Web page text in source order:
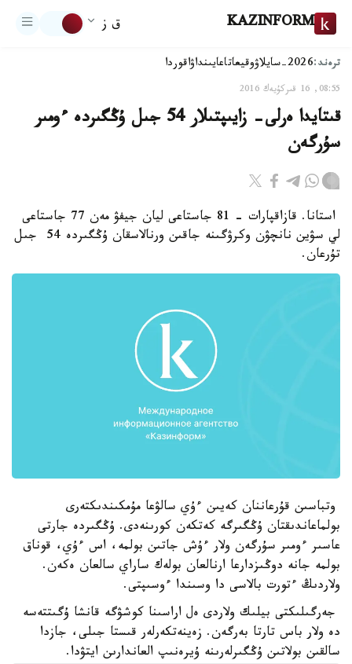
KAZINFORM ق ز
ترەند:2026-سايلاۋ وقيعاتاعايىنداۋاقوردا
08:55, 16 قىركۇيەك 2016
قىتايدا ەرلى- زايىپتىلار 54 جىل ۇڭگىردە ءومىر
سۇرگەن
استانا. قازاقپارات - 81 جاستاعى ليان جيفۋ مەن 77 جاستاعى
لي سۋين نانچۋن وكرۋگىنە جاقىن ورنالاسقان ۇڭگىردە 54 جىل
تۇرعان.
وتباسىن قۇرعاننان كەيىن ءۇي سالۋعا مۇمكىندىكتەرى
بولماعاندىقتان ۇڭگىرگە كەتكەن كورىنەدى. ۇڭگىردە جارتى
عاسىر ءومىر سۇرگەن ولار ءۇش جاتىن بولمە، اس ءۇي، قوناق
بولمە جانە دوڭىزدارعا ارنالعان بولەك ساراي سالعان ەكەن.
ولاردىڭ ءتورت بالاسى دا وسىندا ءوسىپتى.
جەرگىلىكتى بيلىك ولاردى ەل اراسىنا كوشۋگە قانشا ۇگىتتەسە
دە ولار باس تارتا بەرگەن. زەينەتكەرلەر قىستا جىلى، جازدا
سالقىن بولاتىن ۇڭگىرلەرىنە ۇيرەنىپ العاندارىن ايتۋدا.